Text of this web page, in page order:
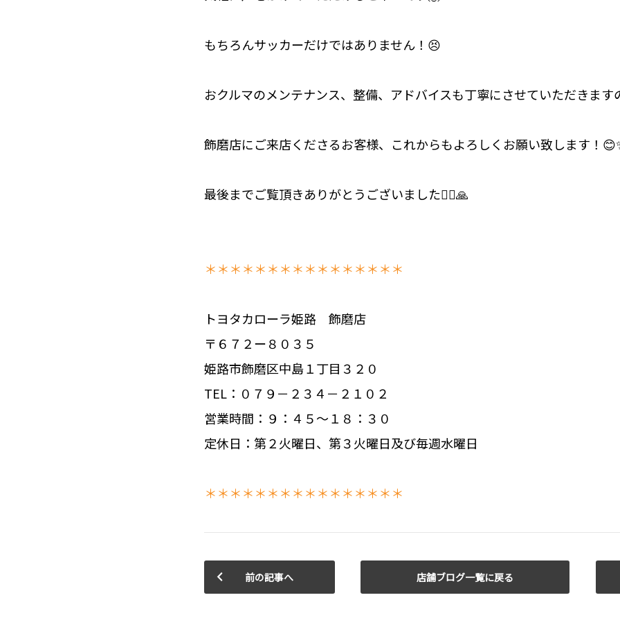
もちろんサッカーだけではありません！😣
おクルマのメンテナンス、整備、アドバイスも丁寧にさせていただきます
飾磨店にご来店くださるお客様、これからもよろしくお願い致します！
最後までご覧頂きありがとうございました🙇‍♂️🙏
＊＊＊＊＊＊＊＊＊＊＊＊＊＊＊＊
トヨタカローラ姫路 飾磨店
〒６７２ー８０３５
姫路市飾磨区中島１丁目３２０
TEL：０７９－２３４－２１０２
営業時間：９：４５～１８：３０
定休日：第２火曜日、第３火曜日及び毎週水曜日
＊＊＊＊＊＊＊＊＊＊＊＊＊＊＊＊
前の記事へ 店舗ブログ一覧に戻る